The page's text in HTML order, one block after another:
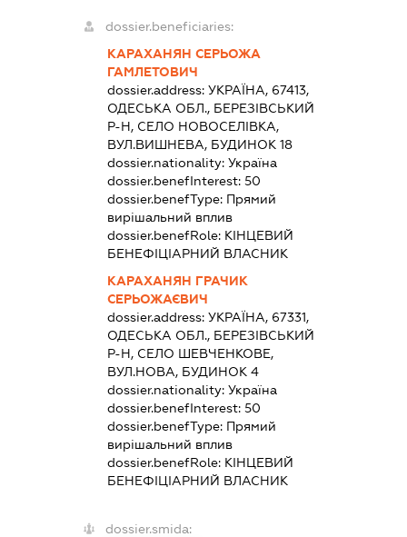
dossier.beneficiaries:
КАРАХАНЯН СЕРЬОЖА
ГАМЛЕТОВИЧ
dossier.address: УКРАЇНА, 67413,
ОДЕСЬКА ОБЛ., БЕРЕЗІВСЬКИЙ
Р-Н, СЕЛО НОВОСЕЛІВКА,
ВУЛ.ВИШНЕВА, БУДИНОК 18
dossier.nationality: Україна
dossier.benefInterest: 50
dossier.benefType: Прямий
вирішальний вплив
dossier.benefRole: КІНЦЕВИЙ
БЕНЕФІЦІАРНИЙ ВЛАСНИК
КАРАХАНЯН ГРАЧИК
СЕРЬОЖАЄВИЧ
dossier.address: УКРАЇНА, 67331,
ОДЕСЬКА ОБЛ., БЕРЕЗІВСЬКИЙ
Р-Н, СЕЛО ШЕВЧЕНКОВЕ,
ВУЛ.НОВА, БУДИНОК 4
dossier.nationality: Україна
dossier.benefInterest: 50
dossier.benefType: Прямий
вирішальний вплив
dossier.benefRole: КІНЦЕВИЙ
БЕНЕФІЦІАРНИЙ ВЛАСНИК
dossier.smida: